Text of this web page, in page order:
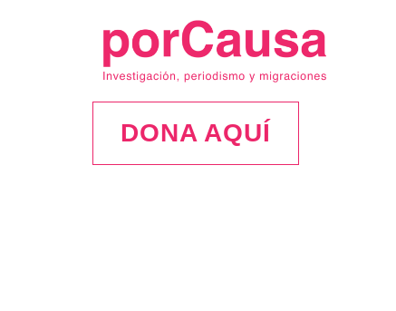
DONA AQUÍ